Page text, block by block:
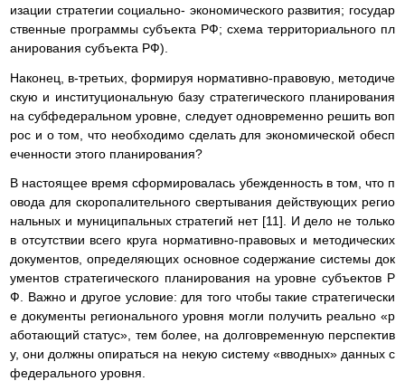
изации стратегии социально- экономического развития; государ
ственные программы субъекта РФ; схема территориального пл
анирования субъекта РФ).
Наконец, в-третьих, формируя нормативно-правовую, методиче
скую и институциональную базу стратегического планирования
на субфедеральном уровне, следует одновременно решить воп
рос и о том, что необходимо сделать для экономической обесп
еченности этого планирования?
В настоящее время сформировалась убежденность в том, что п
овода для скоропалительного свертывания действующих регио
нальных и муниципальных стратегий нет [11]. И дело не только
в отсутствии всего круга нормативно-правовых и методических
документов, определяющих основное содержание системы док
ументов стратегического планирования на уровне субъектов Р
Ф. Важно и другое условие: для того чтобы такие стратегически
е документы регионального уровня могли получить реально «р
аботающий статус», тем более, на долговременную перспектив
у, они должны опираться на некую систему «вводных» данных с
федерального уровня.